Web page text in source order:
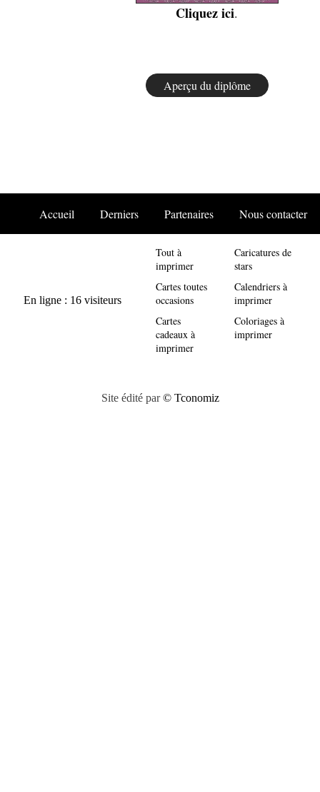
Cliquez ici.
Accueil Derniers Partenaires Nous contacter
Tout à
imprimer
Cartes toutes
occasions
Cartes
cadeaux à
imprimer
Caricatures de
stars
Calendriers à
imprimer
Coloriages à
imprimer
Site édité par© Tconomiz